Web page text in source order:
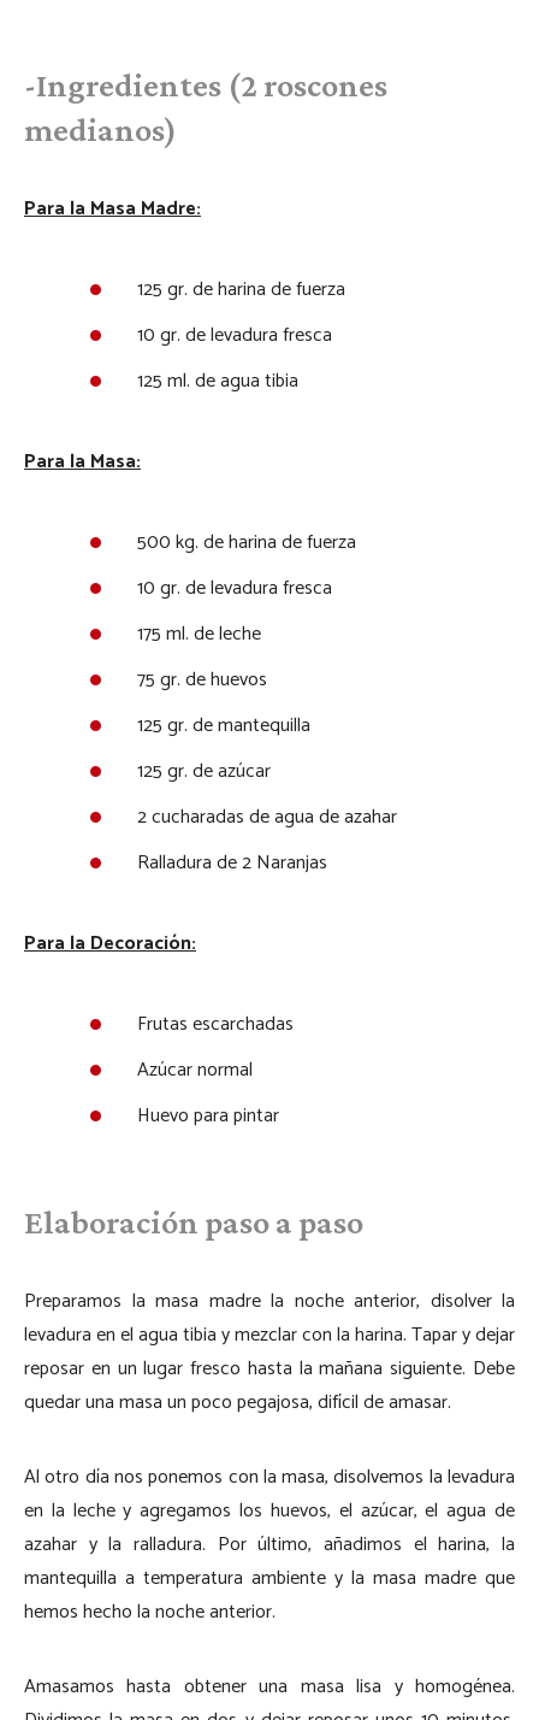
-Ingredientes (2 roscones
medianos)
Para la Masa Madre:
125 gr. de harina de fuerza
10 gr. de levadura fresca
125 ml. de agua tibia
Para la Masa:
500 kg. de harina de fuerza
10 gr. de levadura fresca
175 ml. de leche
75 gr. de huevos
125 gr. de mantequilla
125 gr. de azúcar
2 cucharadas de agua de azahar
Ralladura de 2 Naranjas
Para la Decoración:
Frutas escarchadas
Azúcar normal
Huevo para pintar
Elaboración paso a paso
Preparamos la masa madre la noche anterior, disolver la
levadura en el agua tibia y mezclar con la harina. Tapar y dejar
reposar en un lugar fresco hasta la mañana siguiente. Debe
quedar una masa un poco pegajosa, difícil de amasar.
Al otro día nos ponemos con la masa, disolvemos la levadura
en la leche y agregamos los huevos, el azúcar, el agua de
azahar y la ralladura. Por último, añadimos el harina, la
mantequilla a temperatura ambiente y la masa madre que
hemos hecho la noche anterior.
Amasamos hasta obtener una masa lisa y homogénea.